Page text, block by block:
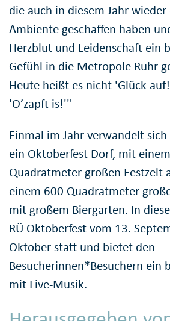
die auch in diesem Jahr wieder
Ambiente geschaffen haben
Herzblut und Leidenschaft ein
Gefühl in die Metropole Ruhr
Heute heißt es nicht 'Glück
'O’zapft is!'"
Einmal im Jahr verwandelt
ein Oktoberfest-Dorf, mit
Quadratmeter großen Festzelt
einem 600 Quadratmeter
mit großem Biergarten. In
RÜ Oktoberfest vom 13.
Oktober statt und bietet den
Besucherinnen*Besuchern ein
mit Live-Musik.